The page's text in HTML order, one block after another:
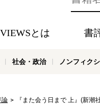
とは 書
社会・政治 ノンフィク
論 『また会う日まで 上』(新潮